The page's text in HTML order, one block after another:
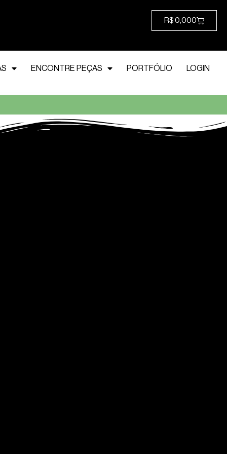
R$ 0,000
ENCONTRE PEÇAS PORTFÓLIO LOGIN